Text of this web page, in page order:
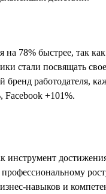
на 78% быстрее, так
стали посвящать
бренд работодателя,
Facebook +101%.
навыков и